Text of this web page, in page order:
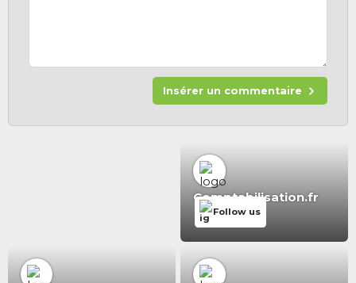
Insérer un commentaire
Comptabilisation.fr
Follow us